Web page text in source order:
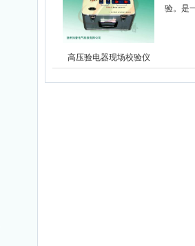
高压验电器现场校验仪
验。是